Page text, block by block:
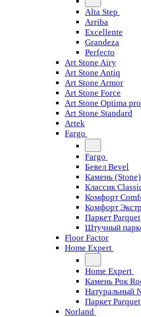
Alta Step
Arriba
Excellente
Grandeza
Perfecto
Art Stone Airy
Art Stone Antiq
Art Stone Armor
Art Stone Force
Art Stone Optima pro
Art Stone Standard
Artek
Fargo
Fargo
Бевел Bevel
Камень (Stone)
Классик
Комфорт
Комфорт
Паркет Parquet
Штучный
Floor Factor
Home Expert
Home Expert
Камень Рок
Натуральный
Паркет Parquet
Norland